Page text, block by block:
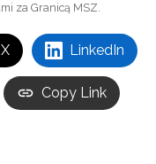
za Granicą MSZ.
LinkedIn
Copy Link